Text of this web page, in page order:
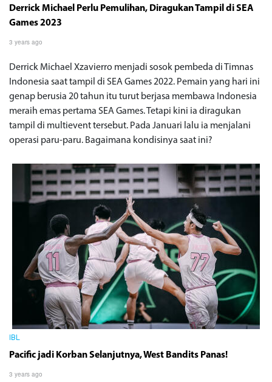
Derrick Michael Perlu Pemulihan, Diragukan Tampil di SEA
Games 2023
3 years ago
Derrick Michael Xzavierro menjadi sosok pembeda di Timnas
Indonesia saat tampil di SEA Games 2022. Pemain yang hari ini
genap berusia 20 tahun itu turut berjasa membawa Indonesia
meraih emas pertama SEA Games. Tetapi kini ia diragukan
tampil di multievent tersebut. Pada Januari lalu ia menjalani
operasi paru-paru. Bagaimana kondisinya saat ini?
IBL
Pacific jadi Korban Selanjutnya, West Bandits Panas!
3 years ago